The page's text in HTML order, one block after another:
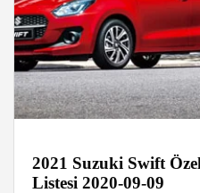
2021 Suzuki Swift
Listesi 2020-09-09